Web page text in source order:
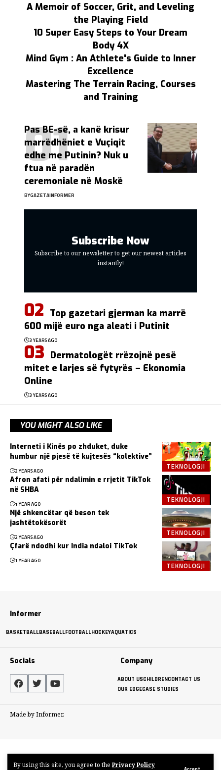
By using this site, you agree to the Privacy Policy
A Memoir of Soccer, Grit, and Leveling
the Playing Field
10 Super Easy Steps to Your Dream
Body 4X
Mind Gym : An Athlete's Guide to Inner
Excellence
Mastering The Terrain Racing, Courses
and Training
Pas BE-së, a kanë krisur
marrëdhëniet e Vuçiqit
edhe me Putinin? Nuk u
ftua në paradën
ceremoniale në Moskë
BYGAZETAINFORMER
Subscribe Now
Subscribe to our newsletter to get our newest articles
instantly!
Top gazetari gjerman ka marrë
600 mijë euro nga aleati i Putinit
3 YEARS AGO
Dermatologët rrëzojnë pesë
mitet e larjes së fytyrës – Ekonomia
Online
3 YEARS AGO
YOU MIGHT ALSO LIKE
TEKNOLOGJI
Interneti i Kinës po zhduket, duke
humbur një pjesë të kujtesës “kolektive”
2 YEARS AGO
TEKNOLOGJI
Afron afati për ndalimin e rrjetit TikTok
në SHBA
1 YEAR AGO
TEKNOLOGJI
Një shkencëtar që beson tek
jashtëtokësorët
2 YEARS AGO
TEKNOLOGJI
Çfarë ndodhi kur India ndaloi TikTok
1 YEAR AGO
Informer
BASKETBALLBASEBALLFOOTBALLHOCKEYAQUATICS
Socials Company
ABOUT USCHILDRENCONTACT US
OUR EDGECASE STUDIES
Made by Informer.